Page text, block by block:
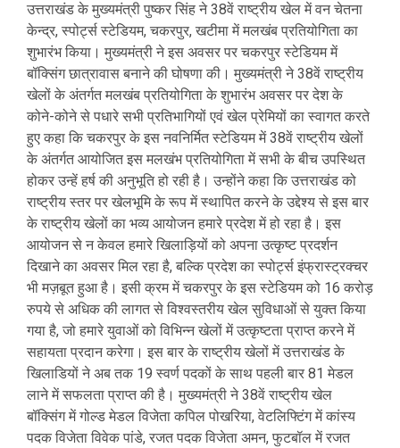
उत्तराखंड के मुख्यमंत्री पुष्कर सिंह ने 38वें राष्ट्रीय खेल में वन चेतना
केन्द्र, स्पोर्ट्स स्टेडियम, चकरपुर, खटीमा में मलखंब प्रतियोगिता का
शुभारंभ किया। मुख्यमंत्री ने इस अवसर पर चकरपुर स्टेडियम में
बॉक्सिंग छात्रावास बनाने की घोषणा की। मुख्यमंत्री ने 38वें राष्ट्रीय
खेलों के अंतर्गत मलखंब प्रतियोगिता के शुभारंभ अवसर पर देश के
कोने-कोने से पधारे सभी प्रतिभागियों एवं खेल प्रेमियों का स्वागत करते
हुए कहा कि चकरपुर के इस नवनिर्मित स्टेडियम में 38वें राष्ट्रीय खेलों
के अंतर्गत आयोजित इस मलखंभ प्रतियोगिता में सभी के बीच उपस्थित
होकर उन्हें हर्ष की अनुभूति हो रही है। उन्होंने कहा कि उत्तराखंड को
राष्ट्रीय स्तर पर खेलभूमि के रूप में स्थापित करने के उद्देश्य से इस बार
के राष्ट्रीय खेलों का भव्य आयोजन हमारे प्रदेश में हो रहा है। इस
आयोजन से न केवल हमारे खिलाड़ियों को अपना उत्कृष्ट प्रदर्शन
दिखाने का अवसर मिल रहा है, बल्कि प्रदेश का स्पोर्ट्स इंफ्रास्ट्रक्चर
भी मज़बूत हुआ है। इसी क्रम में चकरपुर के इस स्टेडियम को 16 करोड़
रुपये से अधिक की लागत से विश्वस्तरीय खेल सुविधाओं से युक्त किया
गया है, जो हमारे युवाओं को विभिन्न खेलों में उत्कृष्टता प्राप्त करने में
सहायता प्रदान करेगा। इस बार के राष्ट्रीय खेलों में उत्तराखंड के
खिलाडियों ने अब तक 19 स्वर्ण पदकों के साथ पहली बार 81 मेडल
लाने में सफलता प्राप्त की है। मुख्यमंत्री ने 38वें राष्ट्रीय खेल
बॉक्सिंग में गोल्ड मेडल विजेता कपिल पोखरिया, वेटलिफ्टिंग में कांस्य
पदक विजेता विवेक पांडे, रजत पदक विजेता अमन, फुटबॉल में रजत